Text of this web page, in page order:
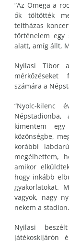
“Az Omega a
ők töltötték
teltházas
történelem
alatt, amíg állt,
Nyilasi Tibor
számára a
“Nyolc-kilenc
kimentem
közönségbe,
korábbi
megélhettem,
amikor
hogy inkább
gyakorlatokat.
vagyok, nagy
nekem a
Nyilasi
játékoskijárón